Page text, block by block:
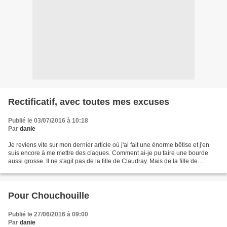
Rectificatif, avec toutes mes excuses
Publié le 03/07/2016 à 10:18
Par danie
Je reviens vite sur mon dernier article où j'ai fait une énorme bêtise et j'en
suis encore à me mettre des claques. Comment ai-je pu faire une bourde
aussi grosse. Il ne s'agit pas de la fille de Claudray. Mais de la fille de
Pour Chouchouille
Publié le 27/06/2016 à 09:00
Par danie